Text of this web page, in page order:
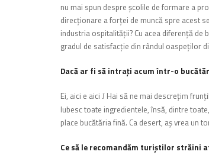
nu mai spun despre şcolile de formare a
direcţionare a forţei de muncă spre acest
industria ospitalităţii? Cu acea diferenţă
gradul de satisfacţie din rândul oaspeţilor
Dacă ar fi să intraţi acum într-o
Ei, aici e aici J Hai să ne mai descreţim
Iubesc toate ingredientele, însă, dintre
place bucătăria fină. Ca desert, aş vrea un
Ce să le recomandăm turiştilor străini